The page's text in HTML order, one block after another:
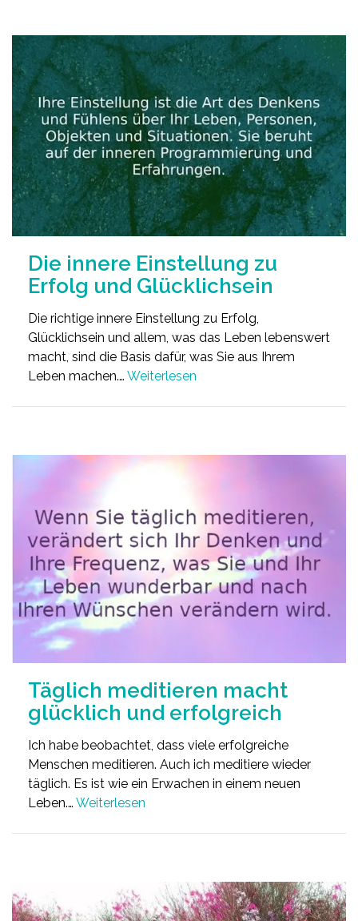
Die innere Einstellung zu
Erfolg und Glücklichsein
Die richtige innere Einstellung zu Erfolg,
Glücklichsein und allem, was das Leben lebenswert
macht, sind die Basis dafür, was Sie aus Ihrem
Leben machen.… Weiterlesen
Täglich meditieren macht
glücklich und erfolgreich
Ich habe beobachtet, dass viele erfolgreiche
Menschen meditieren. Auch ich meditiere wieder
täglich. Es ist wie ein Erwachen in einem neuen
Leben.… Weiterlesen